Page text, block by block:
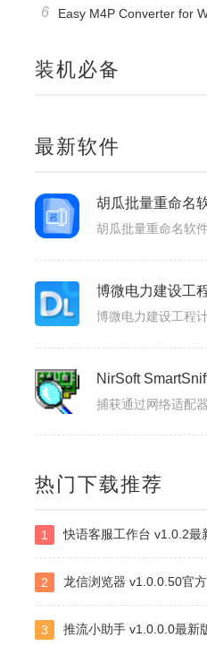
6 Easy M4P Converter for
装机必备
最新软件
胡瓜发票批量打
胡瓜批量重命名
博微电力建设工
Selteco Menu
格尔维一键建站软
热门下载推荐
1 快语客服工作台 v1.0.2最
2 龙信浏览器 v1.0.0.50官
3 推流小助手 v1.0.0.0最新